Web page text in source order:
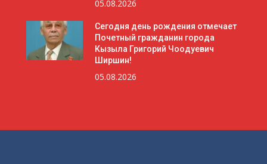
05.08.2026
Сегодня день рождения отмечает
Почетный гражданин города
Кызыла Григорий Чоодуевич
Ширшин!
05.08.2026